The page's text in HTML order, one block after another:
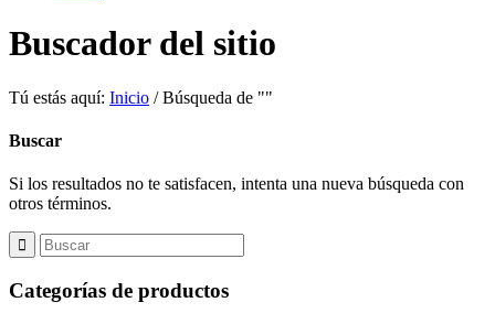
Buscador del sitio
Tú estás aquí: Inicio / Búsqueda de ""
Buscar
Si los resultados no te satisfacen, intenta una nueva búsqueda con
otros términos.
Categorías de productos